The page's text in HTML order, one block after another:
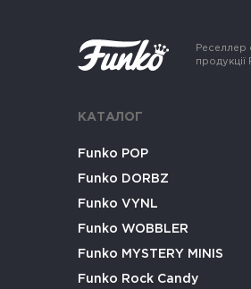
Реселлер
продукції
КАТАЛОГ
Funko POP
Funko DORBZ
Funko VYNL
Funko WOBBLER
Funko MYSTERY MINIS
Funko Rock Candy